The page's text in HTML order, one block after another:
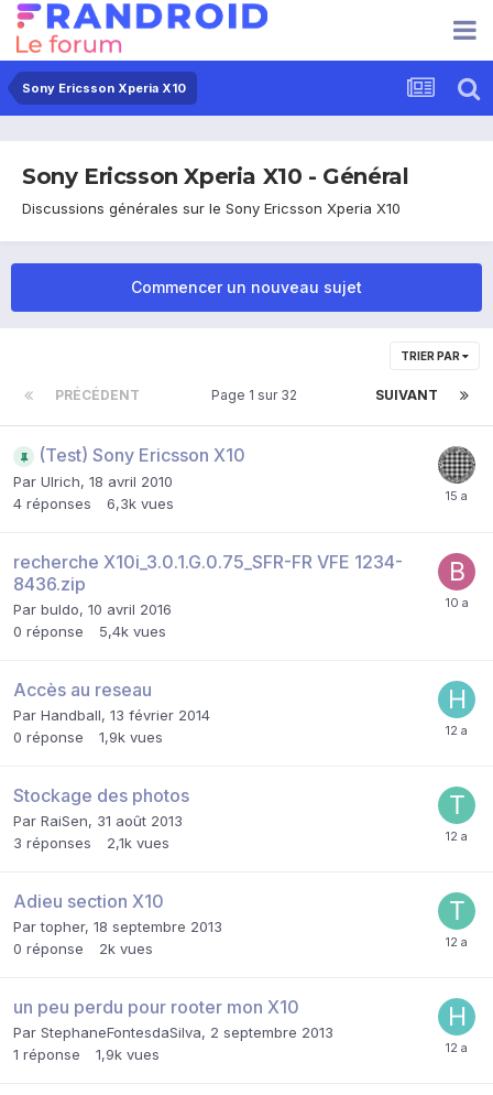
Sony Ericsson Xperia X10
Sony Ericsson Xperia X10 - Général
Discussions générales sur le Sony Ericsson Xperia X10
Commencer un nouveau sujet
TRIER PAR
PRÉCÉDENT SUIVANT
Page 1 sur 32
(Test) Sony Ericsson X10
Par Ulrich, 18 avril 2010
4 réponses 6,3k vues
recherche X10i_3.0.1.G.0.75_SFR-FR VFE 1234-
8436.zip
Par buldo, 10 avril 2016
0 réponse 5,4k vues
Accès au reseau
Par Handball, 13 février 2014
0 réponse 1,9k vues
Stockage des photos
Par RaiSen, 31 août 2013
3 réponses 2,1k vues
Adieu section X10
Partopher, 18 septembre 2013
0 réponse 2k vues
un peu perdu pour rooter mon X10
Par StephaneFontesdaSilva, 2 septembre 2013
1 réponse 1,9k vues